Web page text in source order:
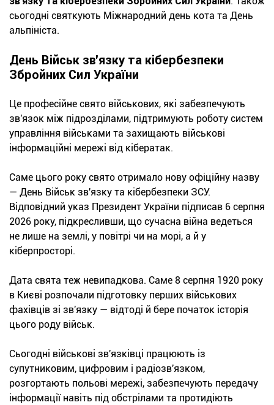
сьогодні святкують Міжнародний день кота та День
альпініста.
День Військ зв'язку та кібербезпеки
Збройних Сил України
Це професійне свято військових, які забезпечують
зв'язок між підрозділами, підтримують роботу систем
управління військами та захищають військові
інформаційні мережі від кібератак.
Саме цього року свято отримало нову офіційну назву
— День Військ зв'язку та кібербезпеки ЗСУ.
Відповідний указ Президент України підписав 6 серпня
2026 року, підкресливши, що сучасна війна ведеться
не лише на землі, у повітрі чи на морі, а й у
кіберпросторі.
Дата свята теж невипадкова. Саме 8 серпня 1920 року
в Києві розпочали підготовку перших військових
фахівців зі зв'язку — відтоді й бере початок історія
цього роду військ.
Сьогодні військові зв'язківці працюють із
супутниковим, цифровим і радіозв'язком,
розгортають польові мережі, забезпечують передачу
інформації навіть під обстрілами та протидіють